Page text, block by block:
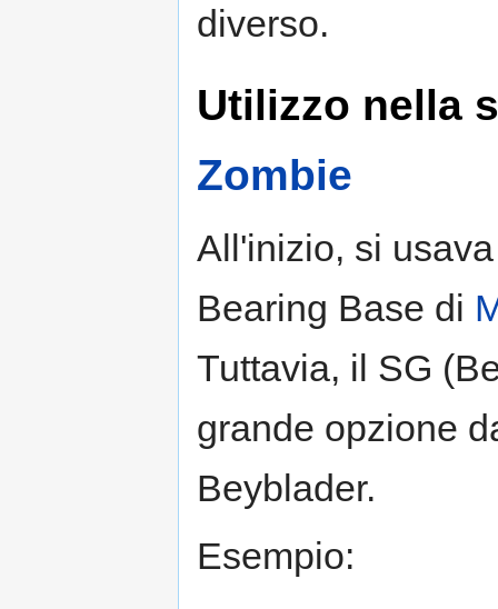
diverso.
Utilizzo nella
Zombie
All'inizio, si
Bearing Base di
Tuttavia, il SG
grande opzione
Beyblader.
Esempio: